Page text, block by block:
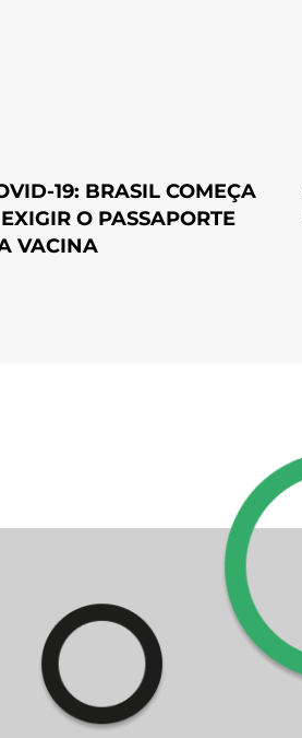
19: BRASIL COMEÇA
O PASSAPORTE
VACINA